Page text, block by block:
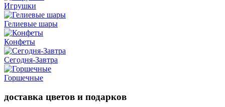
Игрушки
Гелиевые шары
Конфеты
Сегодня-Завтра
Горшечные
доставка цветов и подарков